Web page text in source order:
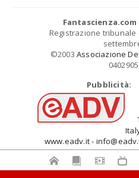
Fantascienza.com
Registrazione tribunale
©2003 Associazione
Pubblicità:
www.eadv.it -